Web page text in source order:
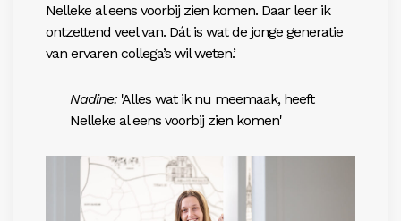
Nelleke al eens voorbij zien komen. Daar leer ik
ontzettend veel van. Dát is wat de jonge generatie
van ervaren collega’s wil weten.’
Nadine: 'Alles wat ik nu meemaak, heeft
Nelleke al eens voorbij zien komen'